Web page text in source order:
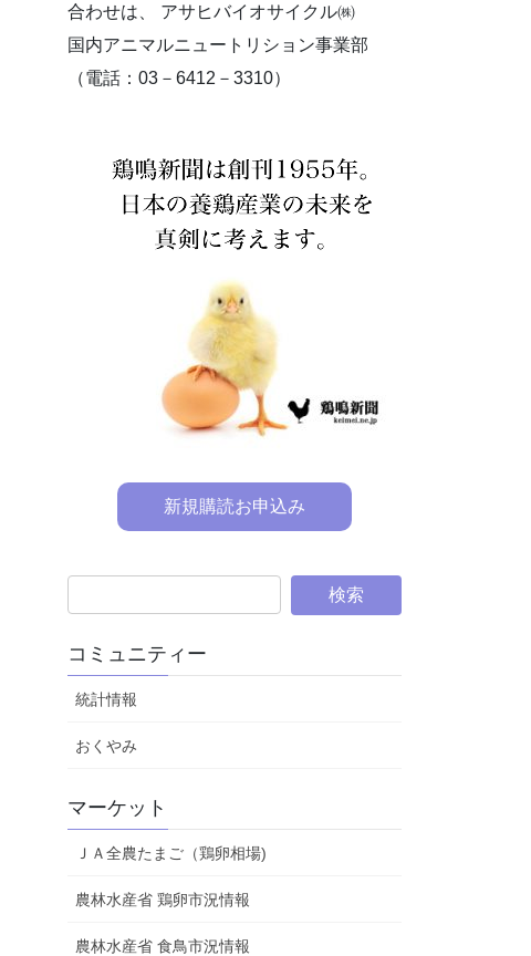
合わせは、 アサヒバイオサイクル㈱
国内アニマルニュートリション事業部
（電話：03－6412－3310）
新規購読お申込み
コミュニティー
統計情報
おくやみ
マーケット
ＪＡ全農たまご（鶏卵相場)
農林水産省 鶏卵市況情報
農林水産省 食鳥市況情報